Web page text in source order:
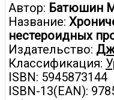
Автор: Батюшин
Название:
нестероидных
Издательство:
Классификация:
ISBN: 5945873144
ISBN-13(EAN):